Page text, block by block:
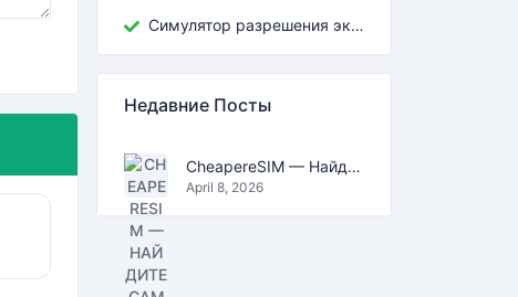
Симулятор разрешения экрана
Недавние Посты
CheapereSIM — Найдите самые дешёвые тарифы eSIM для путешествий в 2026
April 8, 2026